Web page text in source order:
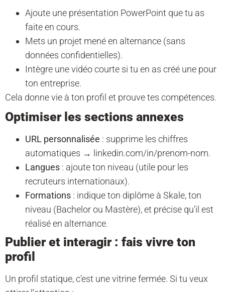
Ajoute une présentation PowerPoint que tu as
faite en cours.
Mets un projet mené en alternance (sans
données confidentielles).
Intègre une vidéo courte si tu en as créé une pour
ton entreprise.
Cela donne vie à ton profil et prouve tes compétences.
Optimiser les sections annexes
URL personnalisée : supprime les chiffres
automatiques → linkedin.com/in/prenom-nom.
Langues : ajoute ton niveau (utile pour les
recruteurs internationaux).
Formations : indique ton diplôme à Skale, ton
niveau (Bachelor ou Mastère), et précise qu’il est
réalisé en alternance.
Publier et interagir : fais vivre ton
profil
Un profil statique, c’est une vitrine fermée. Si tu veux